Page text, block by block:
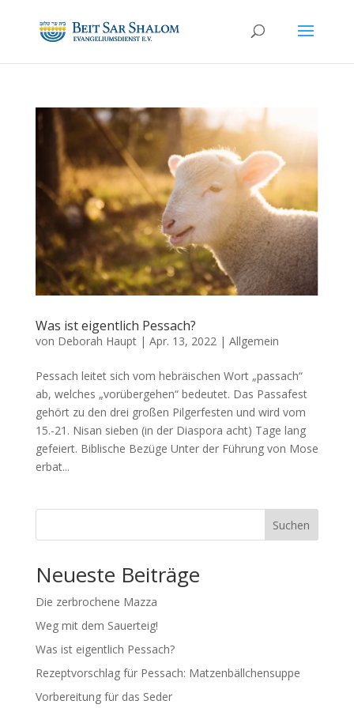
Was ist eigentlich Pessach?
von Deborah Haupt| Apr. 13, 2022| Allgemein
Pessach leitet sich vom hebräischen Wort „passach“
ab, welches „vorübergehen“ bedeutet. Das Passafest
gehört zu den drei großen Pilgerfesten und wird vom
15.-21. Nisan sieben (in der Diaspora acht) Tage lang
gefeiert. Biblische Bezüge Unter der Führung von Mose
erbat...
Suchen
Neueste Beiträge
Die zerbrochene Mazza
Weg mit dem Sauerteig!
Was ist eigentlich Pessach?
Rezeptvorschlag für Pessach: Matzenbällchensuppe
Vorbereitung für das Seder